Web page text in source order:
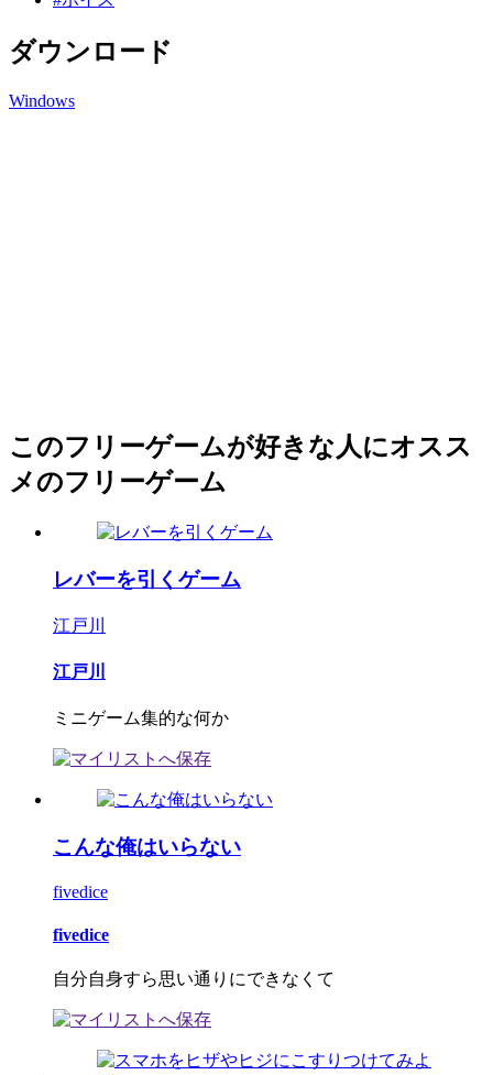
ダウンロード
Windows
このフリーゲームが好きな人にオスス
メのフリーゲーム
レバーを引くゲーム
江戸川
江戸川
ミニゲーム集的な何か
こんな俺はいらない
fivedice
fivedice
自分自身すら思い通りにできなくて